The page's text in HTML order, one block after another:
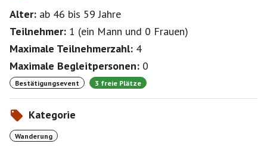
Alter: ab 46 bis 59Jahre
Teilnehmer: 1 (ein Mann und 0 Frauen)
Maximale Teilnehmerzahl: 4
Maximale Begleitpersonen: 0
Bestätigungsevent 3 freie Plätze
Kategorie
Wanderung